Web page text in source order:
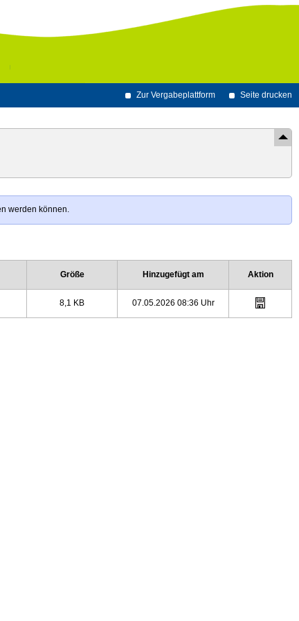
Zur Vergabeplattform Seite drucken
werden können.
Größe Hinzugefügt am Aktion
8,1 KB 07.05.2026 08:36 Uhr